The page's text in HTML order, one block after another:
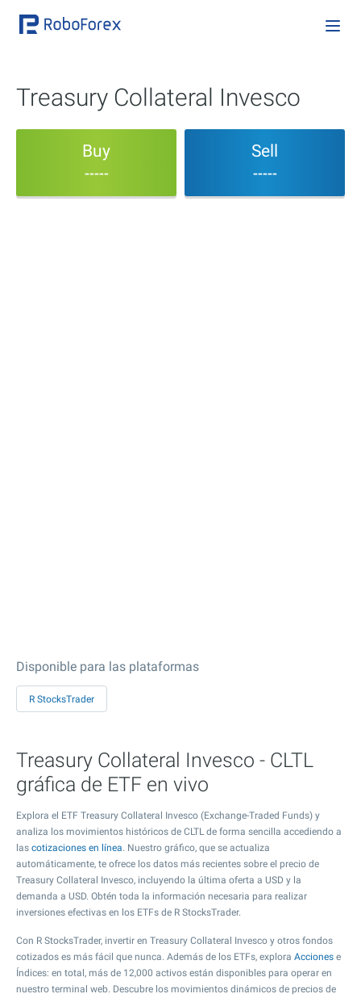
Treasury Collateral Invesco
Buy
-----
Sell
-----
Disponible para las plataformas
R StocksTrader
Treasury Collateral Invesco - CLTL
gráfica de ETF en vivo
Explora el ETF Treasury Collateral Invesco (Exchange-Traded Funds) y
analiza los movimientos históricos de CLTL de forma sencilla accediendo a
las cotizaciones en línea. Nuestro gráfico, que se actualiza
automáticamente, te ofrece los datos más recientes sobre el precio de
Treasury Collateral Invesco, incluyendo la última oferta a USD y la
demanda a USD. Obtén toda la información necesaria para realizar
inversiones efectivas en los ETFs de R StocksTrader.
Con R StocksTrader, invertir en Treasury Collateral Invesco y otros fondos
cotizados es más fácil que nunca. Además de los ETFs, explora Acciones e
Índices: en total, más de 12,000 activos están disponibles para operar en
nuestro terminal web. Descubre los movimientos dinámicos de precios de